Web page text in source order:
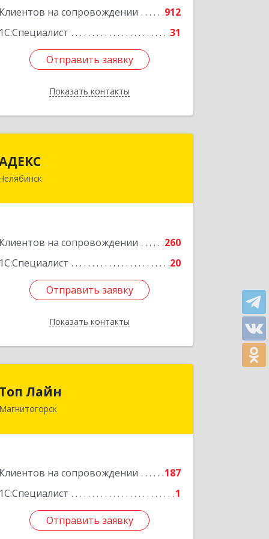
Клиентов на сопровождении
912
1С:Специалист
31
Отправить заявку
Показать контакты
Отправить заявку
Назад
Клиентов на сопровождении
260
1С:Специалист
20
Отправить заявку
Показать контакты
454080, Челябинская обл, Челябинск г,
Отправить заявку
Назад
Топ Лайн
Магнитогорск
Клиентов на сопровождении
187
1С:Специалист
1
Отправить заявку
Подробнее
Отправить заявку